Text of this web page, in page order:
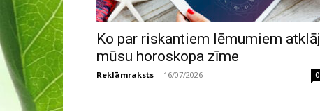
Ko par riskantiem lēmumiem atklāj
mūsu horoskopa zīme
Reklāmraksts - 16/07/2026 0